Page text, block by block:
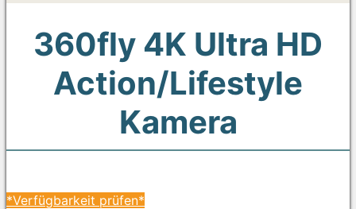
360fly 4K Ultra HD
Action/Lifestyle
Kamera
*Verfügbarkeit prüfen*